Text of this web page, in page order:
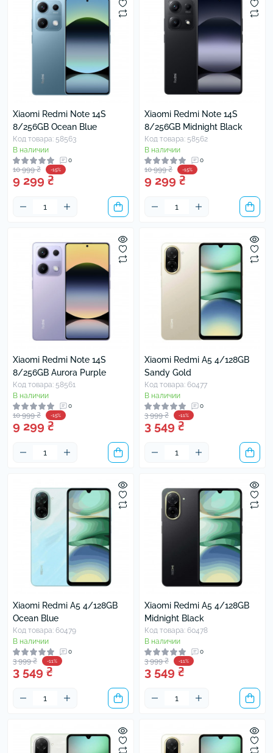
Xiaomi Redmi Note 14S
8/256GB Ocean Blue
Код товара: 58563
В наличии
0
10 999 ₴ -15%
9 299 ₴
Xiaomi Redmi Note 14S
8/256GB Midnight Black
Код товара: 58562
В наличии
0
10 999 ₴ -15%
9 299 ₴
Xiaomi Redmi Note 14S
8/256GB Aurora Purple
Код товара: 58561
В наличии
0
10 999 ₴ -15%
9 299 ₴
Xiaomi Redmi A5 4/128GB
Sandy Gold
Код товара: 60477
В наличии
0
3 999 ₴ -11%
3 549 ₴
Xiaomi Redmi A5 4/128GB
Ocean Blue
Код товара: 60479
В наличии
0
3 999 ₴ -11%
3 549 ₴
Xiaomi Redmi A5 4/128GB
Midnight Black
Код товара: 60478
В наличии
0
3 999 ₴ -11%
3 549 ₴